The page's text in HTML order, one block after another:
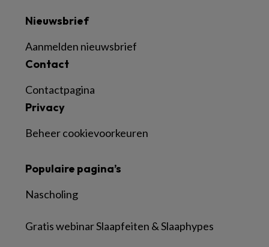
Nieuwsbrief
Aanmelden nieuwsbrief
Contact
Contactpagina
Privacy
Beheer cookievoorkeuren
Populaire pagina’s
Nascholing
Gratis webinar Slaapfeiten & Slaaphypes